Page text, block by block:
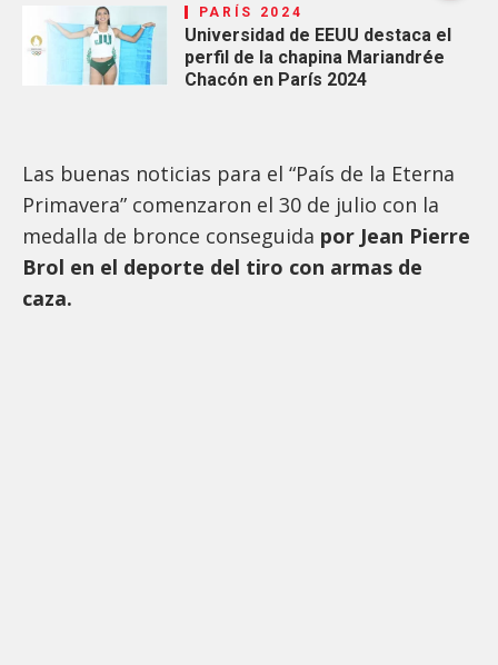
PARÍS 2024
Universidad de EEUU destaca el
perfil de la chapina Mariandrée
Chacón en París 2024
Las buenas noticias para el “País de la Eterna
Primavera” comenzaron el 30 de julio con la
medalla de bronce conseguida por Jean Pierre
Brol en el deporte del tiro con armas de
caza.